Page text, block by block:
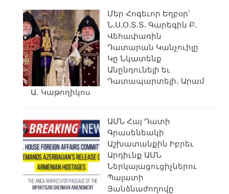
Մեր Հոգեւոր Եղբօր՝
Ն.Ս.Օ.Տ.Տ. Գարեգին Բ.
Վեհափառին
Դատարան Կանչուիլը
Կը Նկատենք
Անընդունելի եւ
Դատապարտելի․ Արամ
Ա․ Կաթողիկոս
ԱՄՆ Հայ Դատի
Գրասենեակի
Աշխատանքին Իբրեւ
Արդիւնք ԱՄՆ
Ներկայացուցիչներու
Պալատի
Յանձնաժողովը